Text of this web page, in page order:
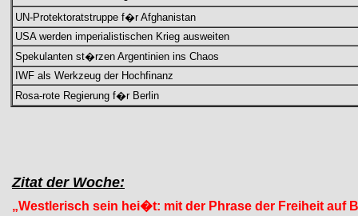
UN-Protektoratstruppe f�r Afghanistan
USA werden imperialistischen Krieg ausweiten
Spekulanten st�rzen Argentinien ins Chaos
IWF als Werkzeug der Hochfinanz
Rosa-rote Regierung f�r Berlin
Zitat der Woche:
„Westlerisch sein hei�t: mit der Phrase der Freiheit auf